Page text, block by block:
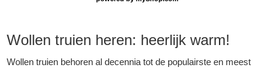
Wollen truien heren: heerlijk warm!
Wollen truien behoren al decennia tot de populairste en meest